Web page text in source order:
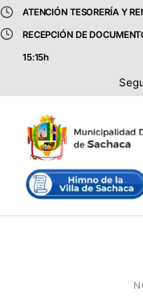
ATENCIÓN TESORERÍA Y
RECEPCIÓN DE
15:15h